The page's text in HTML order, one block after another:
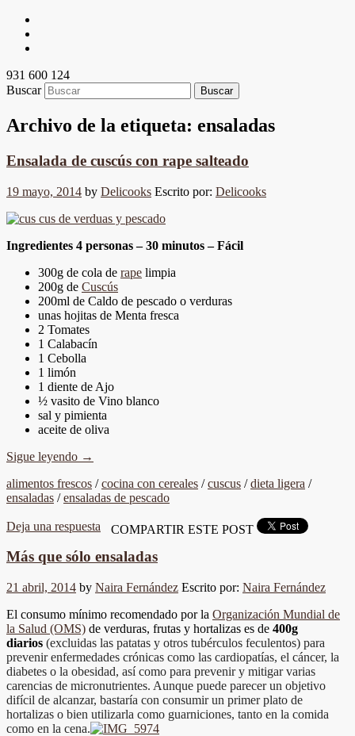
931 600 124
Buscar
Archivo de la etiqueta: ensaladas
Ensalada de cuscús con rape salteado
19 mayo, 2014 by Delicooks Escrito por: Delicooks
Ingredientes 4 personas – 30 minutos – Fácil
300g de cola de rape limpia
200g de Cuscús
200ml de Caldo de pescado o verduras
unas hojitas de Menta fresca
2 Tomates
1 Calabacín
1 Cebolla
1 limón
1 diente de Ajo
½ vasito de Vino blanco
sal y pimienta
aceite de oliva
Sigue leyendo →
alimentos frescos /cocina con cereales /cuscus /dieta ligera /
ensaladas /ensaladas de pescado
Deja una respuesta COMPARTIR ESTE POST
Más que sólo ensaladas
21 abril, 2014 by Naira Fernández Escrito por: Naira Fernández
El consumo mínimo recomendado por la Organización Mundial de
la Salud (OMS) de verduras, frutas y hortalizas es de 400g
diarios (excluidas las patatas y otros tubérculos feculentos) para
prevenir enfermedades crónicas como las cardiopatías, el cáncer, la
diabetes o la obesidad, así como para prevenir y mitigar varias
carencias de micronutrientes. Aunque puede parecer un objetivo
difícil de alcanzar, bastaría con consumir un primer plato de
hortalizas o bien utilizarla como guarniciones, tanto en la comida
como en la cena.